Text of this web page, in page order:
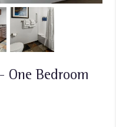
One Bedroom